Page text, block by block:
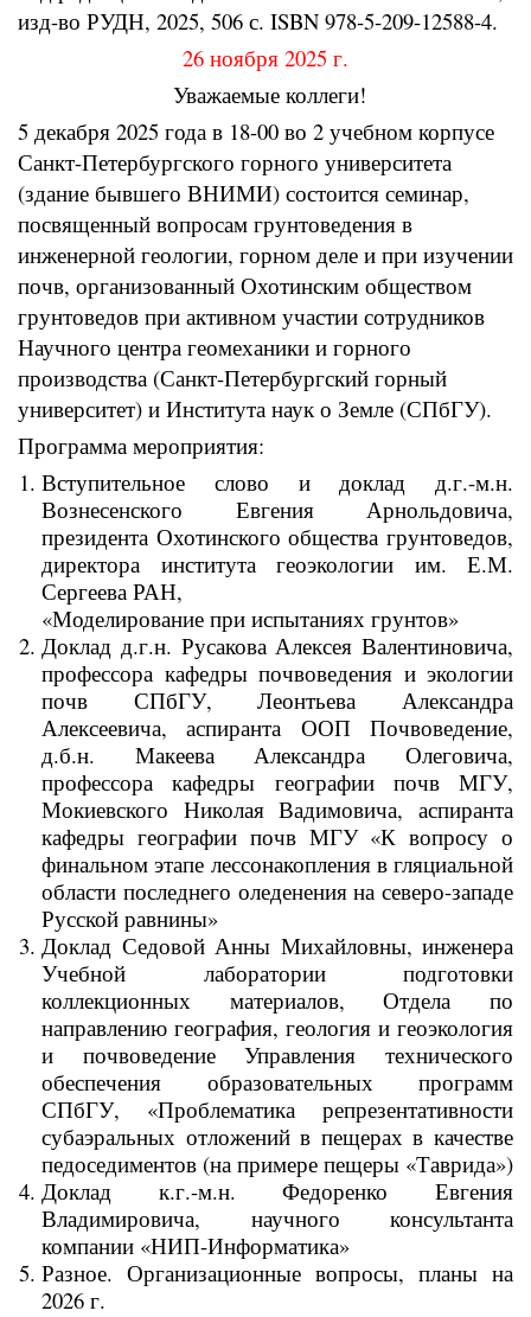
изд-во РУДН, 2025, 506 с. ISBN 978-5-209-12588-4.
26 ноября 2025 г.
Уважаемые коллеги!
5 декабря 2025 года в 18-00 во 2 учебном корпусе
Санкт-Петербургского горного университета
(здание бывшего ВНИМИ) состоится семинар,
посвященный вопросам грунтоведения в
инженерной геологии, горном деле и при изучении
почв, организованный Охотинским обществом
грунтоведов при активном участии сотрудников
Научного центра геомеханики и горного
производства (Санкт-Петербургский горный
университет) и Института наук о Земле (СПбГУ).
Программа мероприятия:
Вступительное слово и доклад д.г.-м.н.
Вознесенского Евгения Арнольдовича,
президента Охотинского общества грунтоведов,
директора института геоэкологии им. Е.М.
Сергеева РАН,
«Моделирование при испытаниях грунтов»
Доклад д.г.н. Русакова Алексея Валентиновича,
профессора кафедры почвоведения и экологии
почв СПбГУ, Леонтьева Александра
Алексеевича, аспиранта ООП Почвоведение,
д.б.н. Макеева Александра Олеговича,
профессора кафедры географии почв МГУ,
Мокиевского Николая Вадимовича, аспиранта
кафедры географии почв МГУ «К вопросу о
финальном этапе лессонакопления в гляциальной
области последнего оледенения на северо-западе
Русской равнины»
Доклад Седовой Анны Михайловны, инженера
Учебной лаборатории подготовки
коллекционных материалов, Отдела по
направлению география, геология и геоэкология
и почвоведение Управления технического
обеспечения образовательных программ
СПбГУ, «Проблематика репрезентативности
субаэральных отложений в пещерах в качестве
педоседиментов (на примере пещеры «Таврида»)
Доклад к.г.-м.н. Федоренко Евгения
Владимировича, научного консультанта
компании «НИП-Информатика»
Разное. Организационные вопросы, планы на
2026 г.